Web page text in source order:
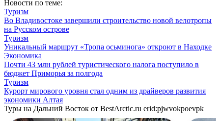
Новости по теме:
Туризм
Во Владивостоке завершили строительство новой велотропы
на Русском острове
Туризм
Уникальный маршрут «Тропа осьминога» откроют в Находке
Экономика
Почти 43 млн рублей туристического налога поступило в
бюджет Приморья за полгода
Туризм
Курорт мирового уровня стал одним из драйверов развития
экономики Алтая
Туры на Дальний Восток от BestArctic.ru erid:pjwvokpoevpk